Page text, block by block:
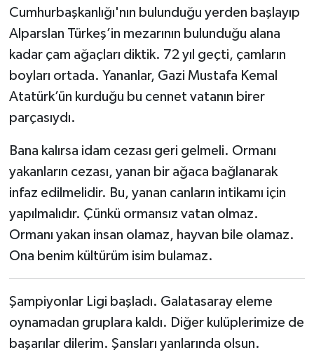
Cumhurbaşkanlığı'nın bulunduğu yerden başlayıp
Alparslan Türkeş’in mezarının bulunduğu alana
kadar çam ağaçları diktik. 72 yıl geçti, çamların
boyları ortada. Yananlar, Gazi Mustafa Kemal
Atatürk’ün kurduğu bu cennet vatanın birer
parçasıydı.
Bana kalırsa idam cezası geri gelmeli. Ormanı
yakanların cezası, yanan bir ağaca bağlanarak
infaz edilmelidir. Bu, yanan canların intikamı için
yapılmalıdır. Çünkü ormansız vatan olmaz.
Ormanı yakan insan olamaz, hayvan bile olamaz.
Ona benim kültürüm isim bulamaz.
Şampiyonlar Ligi başladı. Galatasaray eleme
oynamadan gruplara kaldı. Diğer kulüplerimize de
başarılar dilerim. Şansları yanlarında olsun.